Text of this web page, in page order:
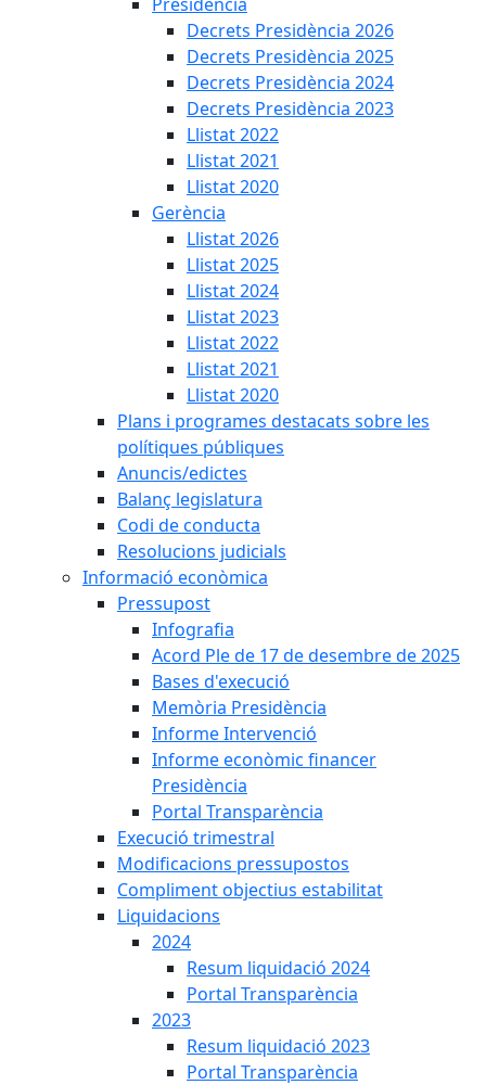
Decrets Presidència 2026
Decrets Presidència 2025
Decrets Presidència 2024
Decrets Presidència 2023
Llistat 2022
Llistat 2021
Llistat 2020
Gerència
Llistat 2026
Llistat 2025
Llistat 2024
Llistat 2023
Llistat 2022
Llistat 2021
Llistat 2020
Plans i programes destacats sobre les
polítiques públiques
Anuncis/edictes
Balanç legislatura
Codi de conducta
Resolucions judicials
Informació econòmica
Pressupost
Infografia
Acord Ple de 17 de desembre de 2025
Bases d'execució
Memòria Presidència
Informe Intervenció
Informe econòmic financer
Presidència
Portal Transparència
Execució trimestral
Modificacions pressupostos
Compliment objectius estabilitat
Liquidacions
2024
Resum liquidació 2024
Portal Transparència
2023
Resum liquidació 2023
Portal Transparència